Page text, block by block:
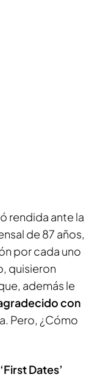
rendida ante la
de 87 años,
por cada uno
quisieron
además le
con
Pero, ¿Cómo
Dates’